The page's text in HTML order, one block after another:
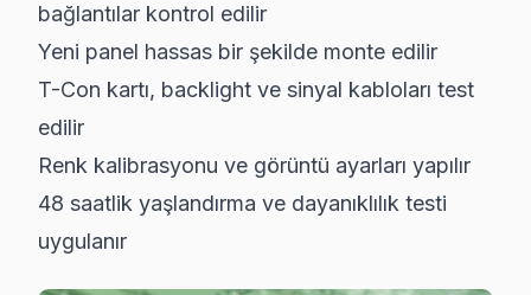
bağlantılar kontrol edilir
Yeni panel hassas bir şekilde monte edilir
T-Con kartı, backlight ve sinyal kabloları test
edilir
Renk kalibrasyonu ve görüntü ayarları yapılır
48 saatlik yaşlandırma ve dayanıklılık testi
uygulanır